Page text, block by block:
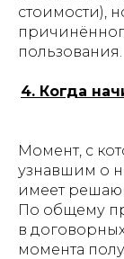
стоимости),
пользования.
4. Когда
Момент, с
узнавшим о
имеет
По общему
в
момента